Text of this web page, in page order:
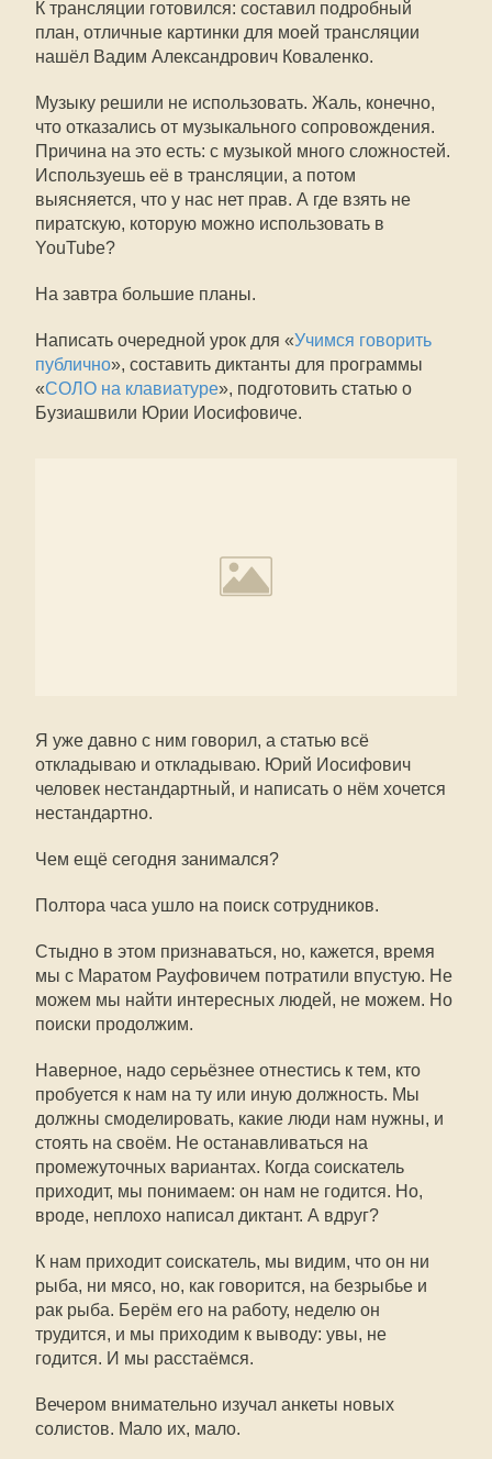
К трансляции готовился: составил подробный
план, отличные картинки для моей трансляции
нашёл Вадим Александрович Коваленко.
Музыку решили не использовать. Жаль, конечно,
что отказались от музыкального сопровождения.
Причина на это есть: с музыкой много сложностей.
Используешь её в трансляции, а потом
выясняется, что у нас нет прав. А где взять не
пиратскую, которую можно использовать в
YouTube?
На завтра большие планы.
Написать очередной урок для «Учимся говорить
публично», составить диктанты для программы
«СОЛО на клавиатуре», подготовить статью о
Бузиашвили Юрии Иосифовиче.
Я уже давно с ним говорил, а статью всё
откладываю и откладываю. Юрий Иосифович
человек нестандартный, и написать о нём хочется
нестандартно.
Чем ещё сегодня занимался?
Полтора часа ушло на поиск сотрудников.
Стыдно в этом признаваться, но, кажется, время
мы с Маратом Рауфовичем потратили впустую. Не
можем мы найти интересных людей, не можем. Но
поиски продолжим.
Наверное, надо серьёзнее отнестись к тем, кто
пробуется к нам на ту или иную должность. Мы
должны смоделировать, какие люди нам нужны, и
стоять на своём. Не останавливаться на
промежуточных вариантах. Когда соискатель
приходит, мы понимаем: он нам не годится. Но,
вроде, неплохо написал диктант. А вдруг?
К нам приходит соискатель, мы видим, что он ни
рыба, ни мясо, но, как говорится, на безрыбье и
рак рыба. Берём его на работу, неделю он
трудится, и мы приходим к выводу: увы, не
годится. И мы расстаёмся.
Вечером внимательно изучал анкеты новых
солистов. Мало их, мало.